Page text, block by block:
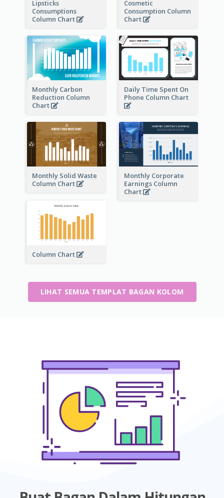
Lipsticks
Consumptions
Column Chart
Cosmetic
Consumption Column
Chart
Monthly Carbon
Reduction Column
Chart
Daily Time Spent On
Phone Column Chart
Monthly Solid Waste
Column Chart
Monthly Corporate
Earnings Column
Chart
Column Chart
LIHAT SEMUA TEMPLAT BAGAN KOLOM